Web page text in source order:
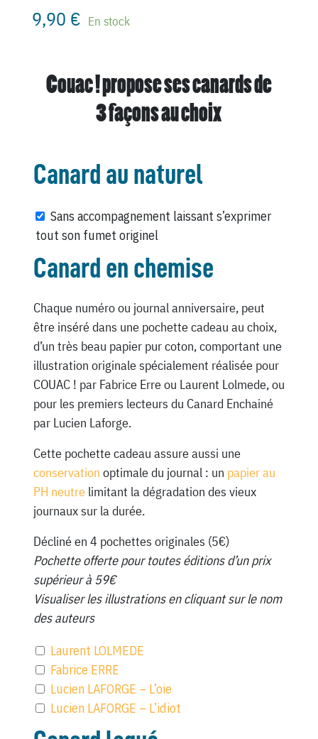
9,90 € En stock
Couac ! propose ses canards de
3 façons au choix
Canard au naturel
Sans accompagnement laissant s’exprimer
tout son fumet originel
Canard en chemise
Chaque numéro ou journal anniversaire, peut
être inséré dans une pochette cadeau au choix,
d’un très beau papier pur coton, comportant une
illustration originale spécialement réalisée pour
COUAC ! par Fabrice Erre ou Laurent Lolmede, ou
pour les premiers lecteurs du Canard Enchainé
par Lucien Laforge.
Cette pochette cadeau assure aussi une
conservation optimale du journal : un papier au
PH neutrelimitant la dégradation des vieux
journaux sur la durée.
Décliné en 4 pochettes originales (5€)
Pochette offerte pour toutes éditions d’un prix
supérieur à 59€
Visualiser les illustrations en cliquant sur le nom
des auteurs
Laurent LOLMEDE
Fabrice ERRE
Lucien LAFORGE – L’oie
Lucien LAFORGE – L’idiot